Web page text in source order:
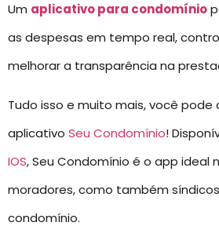
Um aplicativo para condomínio
as despesas em tempo real,
melhorar a transparência na
Tudo isso e muito mais, você pode
aplicativo Seu Condomínio!
IOS, Seu Condomínio é o app ideal
moradores, como também
condomínio.